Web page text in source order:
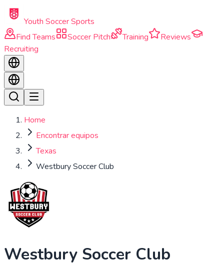
Skip to main content
Youth Soccer Sports
Find Teams
Soccer Pitch Training
Reviews
Recruiting
Home
Encontrar equipos
Texas
Westbury Soccer Club
Westbury Soccer Club